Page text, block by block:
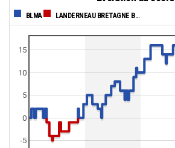
BLMA LANDERNEAU BRETAGNE BASKET HN
0
5
10
15
-5